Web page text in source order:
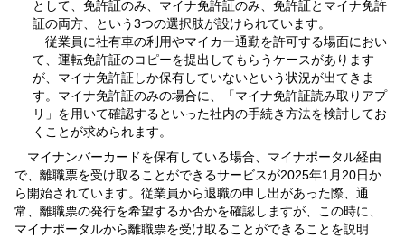
として、免許証のみ、マイナ免許証のみ、免許証とマイナ免許
証の両方、という3つの選択肢が設けられています。
従業員に社有車の利用やマイカー通勤を許可する場面におい
て、運転免許証のコピーを提出してもらうケースがあります
が、マイナ免許証しか保有していないという状況が出てきま
す。マイナ免許証のみの場合に、「マイナ免許証読み取りアプ
リ」を用いて確認するといった社内の手続き方法を検討してお
くことが求められます。
マイナンバーカードを保有している場合、マイナポータル経由
で、離職票を受け取ることができるサービスが2025年1月20日か
ら開始されています。従業員から退職の申し出があった際、通
常、離職票の発行を希望するか否かを確認しますが、この時に、
マイナポータルから離職票を受け取ることができることを説明